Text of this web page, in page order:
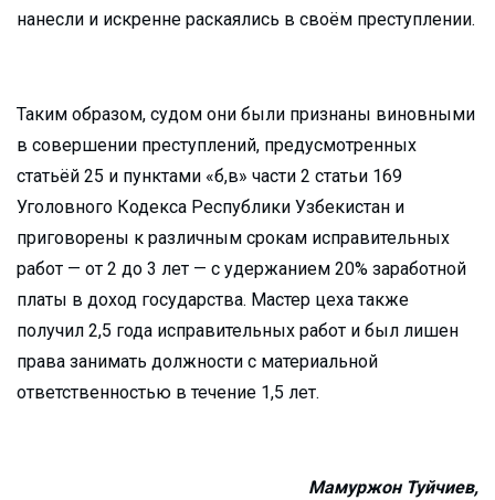
нанесли и искренне раскаялись в своём преступлении.
Таким образом, судом они были признаны виновными
в совершении преступлений, предусмотренных
статьёй 25 и пунктами «б,в» части 2 статьи 169
Уголовного Кодекса Республики Узбекистан и
приговорены к различным срокам исправительных
работ — от 2 до 3 лет — с удержанием 20% заработной
платы в доход государства. Мастер цеха также
получил 2,5 года исправительных работ и был лишен
права занимать должности с материальной
ответственностью в течение 1,5 лет.
Мамуржон Туйчиев,